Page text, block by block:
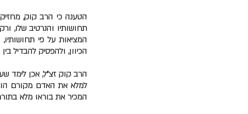
הטענה כי הרב קוק,
תחושותיו והנרטיב שלו,
המציאות על פי
הכיוון, ולהפסיק להבדיל
הרב קוק זצ"ל, אכן לימד
למלא את האדם מקורם
המכיר את בוראו מלא